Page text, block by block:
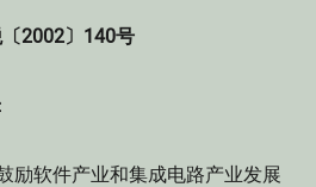
2002〕140号
励软件产业和集成电路产业发展